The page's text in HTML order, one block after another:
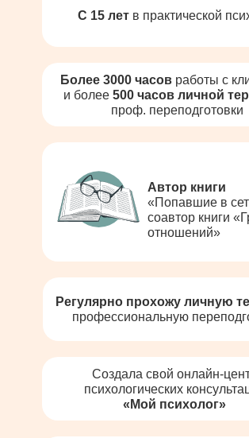
Более 3000 часов работы с
и более 500 часов личной
проф. переподготовки
С 15 летв практической
Регулярно прохожу личную
профессиональную
Создала свой онлайн-
психологических
«Мой психолог»
Автор книги
«Попавшие в
соавтор книги
отношений»